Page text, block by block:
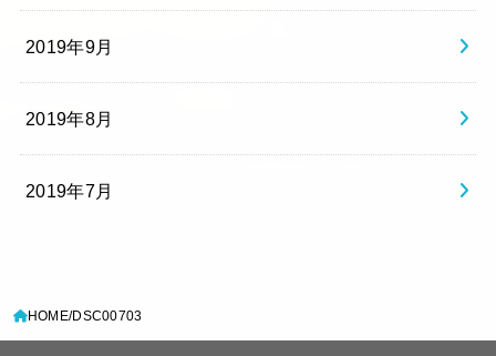
2019年9月
2019年8月
2019年7月
HOME DSC00703